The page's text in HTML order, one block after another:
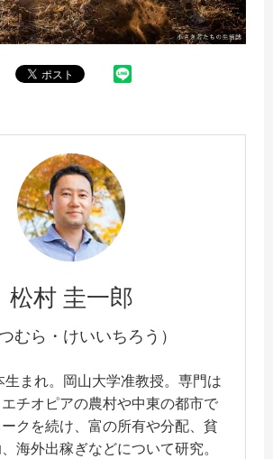
松村 圭一郎
つむら・けいいちろう）
生まれ。岡山大学准教授。専門は
チオピアの農村や中東の都市で
クを続け、富の所有や分配、貧
海外出稼ぎなどについて研究。